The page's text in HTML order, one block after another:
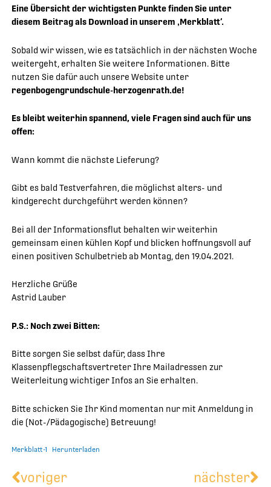
Eine Übersicht der wichtigsten Punkte finden Sie unter
diesem Beitrag als Download in unserem ‚Merkblatt‘.
Sobald wir wissen, wie es tatsächlich in der nächsten Woche
weitergeht, erhalten Sie weitere Informationen. Bitte
nutzen Sie dafür auch unsere Website unter
regenbogengrundschule-herzogenrath.de!
Es bleibt weiterhin spannend, viele Fragen sind auch für uns
offen:
Wann kommt die nächste Lieferung?
Gibt es bald Testverfahren, die möglichst alters- und
kindgerecht durchgeführt werden können?
Bei all der Informationsflut behalten wir weiterhin
gemeinsam einen kühlen Kopf und blicken hoffnungsvoll auf
einen positiven Schulbetrieb ab Montag, den 19.04.2021.
Herzliche Grüße
Astrid Lauber
P.S.: Noch zwei Bitten:
Bitte sorgen Sie selbst dafür, dass Ihre
Klassenpflegschaftsvertreter Ihre Mailadressen zur
Weiterleitung wichtiger Infos an Sie erhalten.
Bitte schicken Sie Ihr Kind momentan nur mit Anmeldung in
die (Not-/Pädagogische) Betreuung!
Merkblatt-1 Herunterladen
Zurück
voriger nächster